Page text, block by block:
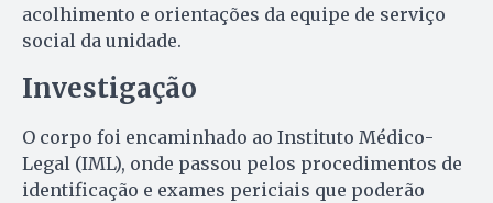
acolhimento e orientações da equipe de serviço
social da unidade.
Investigação
O corpo foi encaminhado ao Instituto Médico-
Legal (IML), onde passou pelos procedimentos de
identificação e exames periciais que poderão